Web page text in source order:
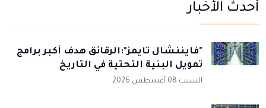
أحدث الأخبار
"فايننشال تايمز":الرقائق هدف أكبر برامج
تمويل البنية التحتية في التاريخ
السبت 08 أغسطس 2026